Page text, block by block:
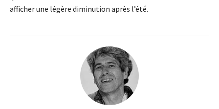
afficher une légère diminution après l’été.